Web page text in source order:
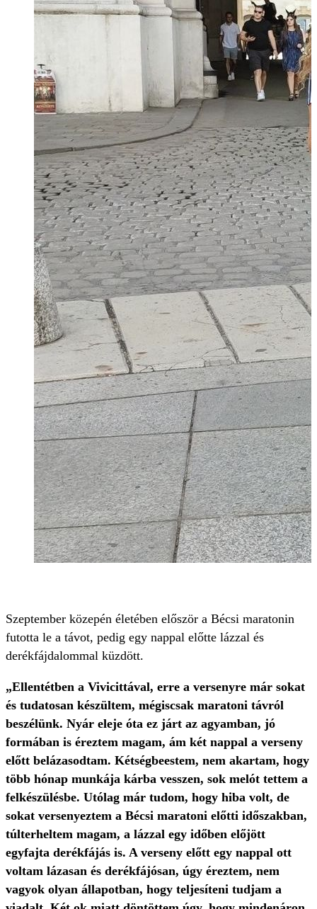
Szeptember közepén életében először a Bécsi maratonin
futotta le a távot, pedig egy nappal előtte lázzal és
derékfájdalommal küzdött.
„Ellentétben a Vivicittával, erre a versenyre már sokat
és tudatosan készültem, mégiscsak maratoni távról
beszélünk. Nyár eleje óta ez járt az agyamban, jó
formában is éreztem magam, ám két nappal a verseny
előtt belázasodtam. Kétségbeestem, nem akartam, hogy
több hónap munkája kárba vesszen, sok melót tettem a
felkészülésbe. Utólag már tudom, hogy hiba volt, de
sokat versenyeztem a Bécsi maratoni előtti időszakban,
túlterheltem magam, a lázzal egy időben előjött
egyfajta derékfájás is. A verseny előtt egy nappal ott
voltam lázasan és derékfájósan, úgy éreztem, nem
vagyok olyan állapotban, hogy teljesíteni tudjam a